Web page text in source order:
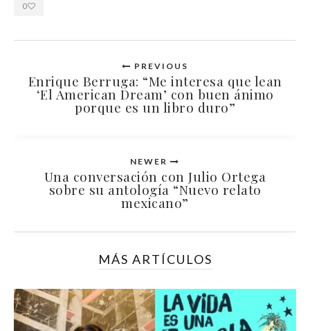
0
PREVIOUS
Enrique Berruga: “Me interesa que lean
‘El American Dream’ con buen ánimo
porque es un libro duro”
NEWER
Una conversación con Julio Ortega
sobre su antología “Nuevo relato
mexicano”
MÁS ARTÍCULOS